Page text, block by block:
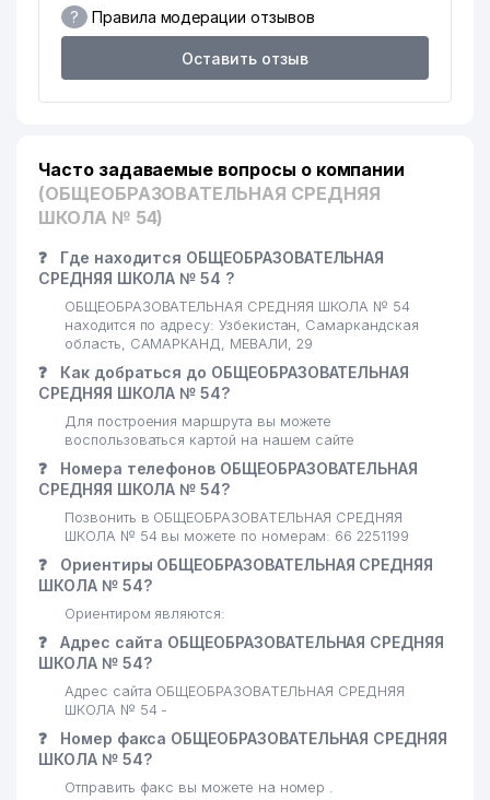
? Правила модерации отзывов
Оставить отзыв
Часто задаваемые вопросы о компании
(ОБЩЕОБРАЗОВАТЕЛЬНАЯ СРЕДНЯЯ
ШКОЛА № 54)
❓
Где находится ОБЩЕОБРАЗОВАТЕЛЬНАЯ
СРЕДНЯЯ ШКОЛА № 54 ?
ОБЩЕОБРАЗОВАТЕЛЬНАЯ СРЕДНЯЯ ШКОЛА № 54
находится по адресу: Узбекистан, Самаркандская
область, САМАРКАНД, МЕВАЛИ, 29
❓
Как добраться до ОБЩЕОБРАЗОВАТЕЛЬНАЯ
СРЕДНЯЯ ШКОЛА № 54?
Для построения маршрута вы можете
воспользоваться картой на нашем сайте
❓
Номера телефонов ОБЩЕОБРАЗОВАТЕЛЬНАЯ
СРЕДНЯЯ ШКОЛА № 54?
Позвонить в ОБЩЕОБРАЗОВАТЕЛЬНАЯ СРЕДНЯЯ
ШКОЛА № 54 вы можете по номерам: 66 2251199
❓
Ориентиры ОБЩЕОБРАЗОВАТЕЛЬНАЯ СРЕДНЯЯ
ШКОЛА № 54?
Ориентиром являются:
❓
Адрес сайта ОБЩЕОБРАЗОВАТЕЛЬНАЯ СРЕДНЯЯ
ШКОЛА № 54?
Адрес сайта ОБЩЕОБРАЗОВАТЕЛЬНАЯ СРЕДНЯЯ
ШКОЛА № 54 -
❓
Номер факса ОБЩЕОБРАЗОВАТЕЛЬНАЯ СРЕДНЯЯ
ШКОЛА № 54?
Отправить факс вы можете на номер .